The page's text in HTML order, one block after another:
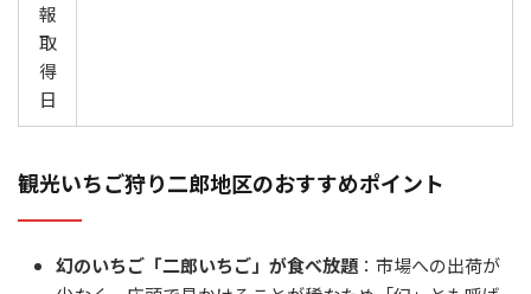
報
取
得
日
観光いちご狩り二郎地区のおすすめポイント
幻のいちご「二郎いちご」が食べ放題 ：市場への出荷が